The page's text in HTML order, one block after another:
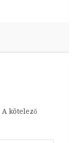
A kötelező